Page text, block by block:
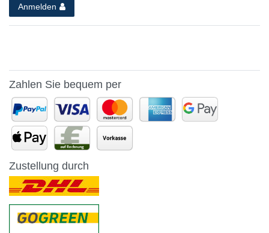
Anmelden
Zahlen Sie bequem per
Zustellung durch